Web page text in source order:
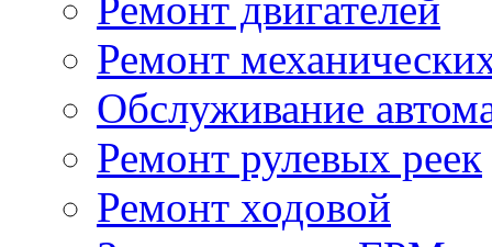
Ремонт
Обслуживание
Ремонт рулевых реек
Ремонт ходовой